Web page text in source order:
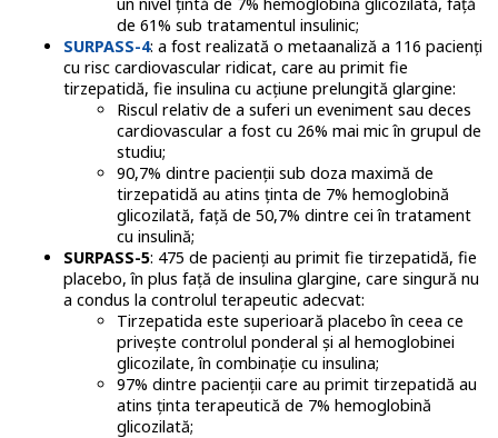
de 61% sub tratamentul insulinic;
SURPASS-4: a fost realizată o metaanaliză a 116 pacienți
cu risc cardiovascular ridicat, care au primit fie
tirzepatidă, fie insulina cu acțiune prelungită glargine:
Riscul relativ de a suferi un eveniment sau deces
cardiovascular a fost cu 26% mai mic în grupul de
studiu;
90,7% dintre pacienții sub doza maximă de
tirzepatidă au atins ținta de 7% hemoglobină
glicozilată, față de 50,7% dintre cei în tratament
cu insulină;
SURPASS-5: 475 de pacienți au primit fie tirzepatidă, fie
placebo, în plus față de insulina glargine, care singură nu
a condus la controlul terapeutic adecvat:
Tirzepatida este superioară placebo în ceea ce
privește controlul ponderal și al hemoglobinei
glicozilate, în combinație cu insulina;
97% dintre pacienții care au primit tirzepatidă au
atins ținta terapeutică de 7% hemoglobină
glicozilată;